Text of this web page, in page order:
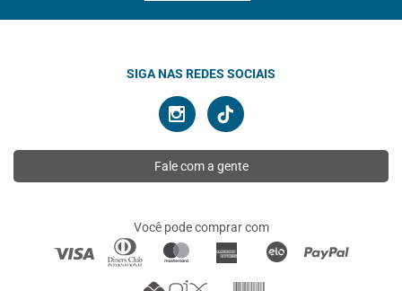
SIGA NAS REDES SOCIAIS
Fale com a gente
Você pode comprar com